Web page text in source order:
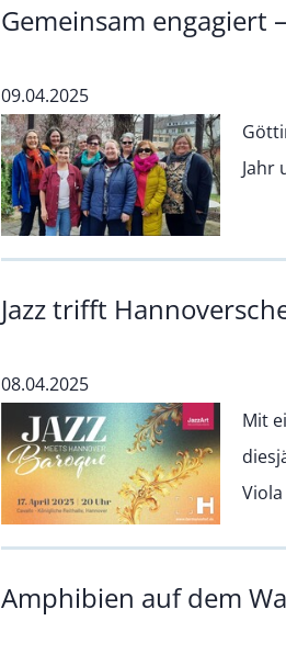
Gemeinsam engagiert
09.04.2025
Jahr
Jazz trifft
08.04.2025
Mit
Amphibien auf dem